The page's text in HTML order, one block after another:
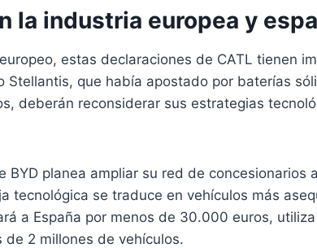
la industria europea y
estas declaraciones de CATL tienen
Stellantis, que había apostado por baterías
deberán reconsiderar sus estrategias
BYD planea ampliar su red de concesionarios
tecnológica se traduce en vehículos más
a España por menos de 30.000 euros,
de 2 millones de vehículos.